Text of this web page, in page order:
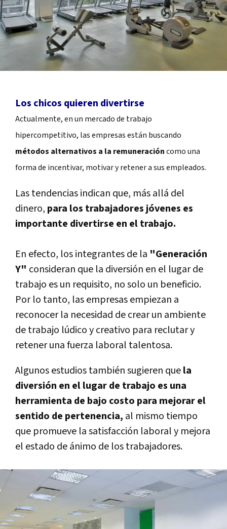
Los chicos quieren divertirse
Actualmente, en un mercado de trabajo
hipercompetitivo, las empresas están buscando
métodos alternativos a la remuneracióncomo una
forma de incentivar, motivar y retener a sus empleados.
Las tendencias indican que, más allá del
dinero, para los trabajadores jóvenes es
importante divertirse en el trabajo.
En efecto, los integrantes de la "Generación
Y" consideran que la diversión en el lugar de
trabajo es un requisito, no solo un beneficio.
Por lo tanto, las empresas empiezan a
reconocer la necesidad de crear un ambiente
de trabajo lúdico y creativo para reclutar y
retener una fuerza laboral talentosa.
Algunos estudios también sugieren quela
diversión en el lugar de trabajo es una
herramienta de bajo costo para mejorar el
sentido de pertenencia, al mismo tiempo
que promueve la satisfacción laboral y mejora
el estado de ánimo de los trabajadores.